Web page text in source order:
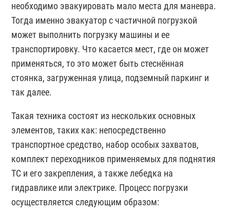
необходимо эвакуировать мало места для маневра.
Тогда именно эвакуатор с частичной погрузкой
может выполнить погрузку машины и ее
транспортировку. Что касается мест, где он может
применяться, то это может быть стеснённая
стоянка, загруженная улица, подземный паркинг и
так далее.
Такая техника состоят из нескольких основных
элементов, таких как: непосредственно
транспортное средство, набор особых захватов,
комплект переходников применяемых для поднятия
ТС и его закрепления, а также лебедка на
гидравлике или электрике. Процесс погрузки
осуществляется следующим образом: